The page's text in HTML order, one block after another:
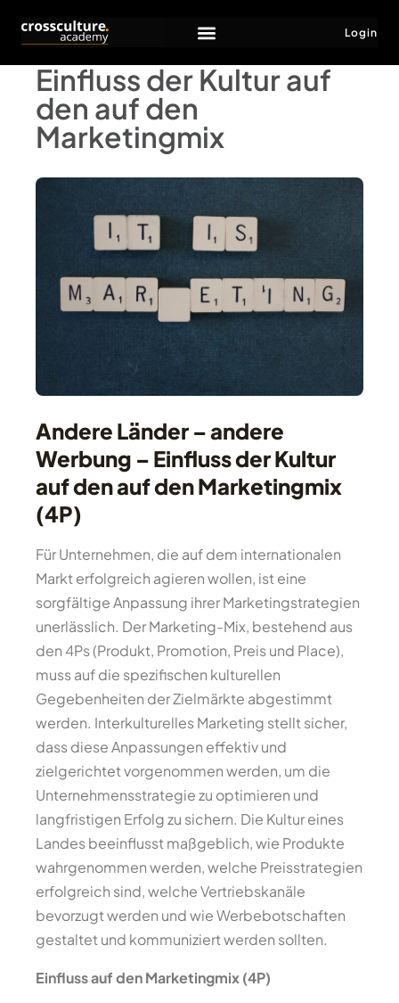
Login
Einfluss der Kultur auf
den auf den
Marketingmix
Andere Länder – andere
Werbung – Einfluss der Kultur
auf den auf den Marketingmix
(4P)
Für Unternehmen, die auf dem internationalen
Markt erfolgreich agieren wollen, ist eine
sorgfältige Anpassung ihrer Marketingstrategien
unerlässlich. Der Marketing-Mix, bestehend aus
den 4Ps (Produkt, Promotion, Preis und Place),
muss auf die spezifischen kulturellen
Gegebenheiten der Zielmärkte abgestimmt
werden. Interkulturelles Marketing stellt sicher,
dass diese Anpassungen effektiv und
zielgerichtet vorgenommen werden, um die
Unternehmensstrategie zu optimieren und
langfristigen Erfolg zu sichern. Die Kultur eines
Landes beeinflusst maßgeblich, wie Produkte
wahrgenommen werden, welche Preisstrategien
erfolgreich sind, welche Vertriebskanäle
bevorzugt werden und wie Werbebotschaften
gestaltet und kommuniziert werden sollten.
Einfluss auf den Marketingmix (4P)